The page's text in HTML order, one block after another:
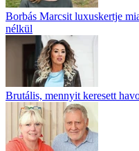
Borbás Marcsit luxuskertje
nélkül
Brutális, mennyit keresett